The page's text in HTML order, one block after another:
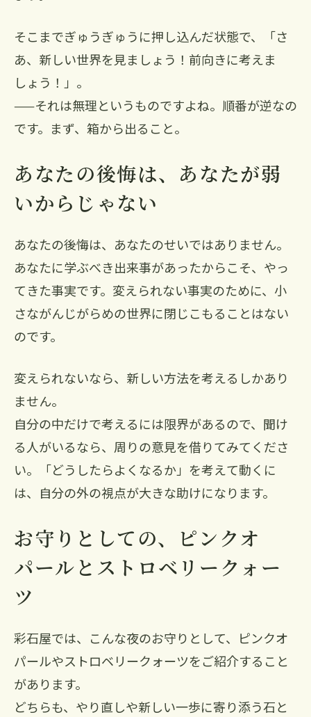
そこまでぎゅうぎゅうに押し込んだ状態で、「さ
あ、新しい世界を見ましょう！前向きに考えま
しょう！」。
——それは無理というものですよね。順番が逆なの
です。まず、箱から出ること。
あなたの後悔は、あなたが弱
いからじゃない
あなたの後悔は、あなたのせいではありません。
あなたに学ぶべき出来事があったからこそ、やっ
てきた事実です。変えられない事実のために、小
さながんじがらめの世界に閉じこもることはない
のです。
変えられないなら、新しい方法を考えるしかあり
ません。
自分の中だけで考えるには限界があるので、聞け
る人がいるなら、周りの意見を借りてみてくださ
い。「どうしたらよくなるか」を考えて動くに
は、自分の外の視点が大きな助けになります。
お守りとしての、ピンクオ
パールとストロベリークォー
ツ
彩石屋では、こんな夜のお守りとして、ピンクオ
パールやストロベリークォーツをご紹介すること
があります。
どちらも、やり直しや新しい一歩に寄り添う石と